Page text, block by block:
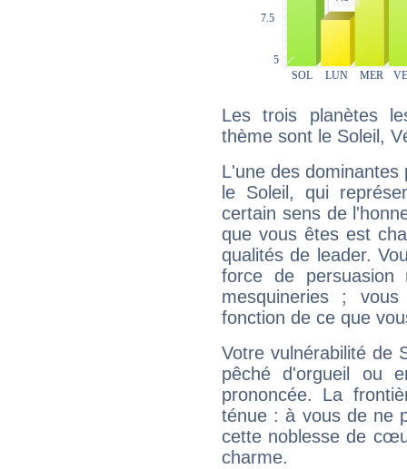
Les trois planètes
thème sont le Soleil,
L'une des
le Soleil, qui
certain sens de
que vous êtes est
qualités de leader.
force de
mesquineries ;
fonction de ce que
Votre vulnérabilité de
pêché d'orgueil ou
prononcée. La
ténue : à vous de ne
cette noblesse de
charme.